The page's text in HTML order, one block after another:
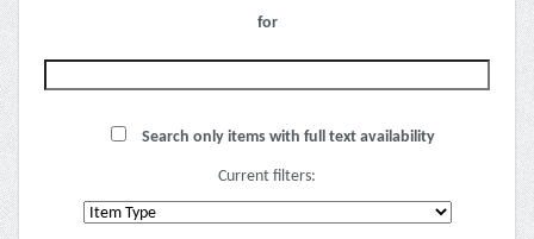
for
Search only items with full text availability
Current filters: